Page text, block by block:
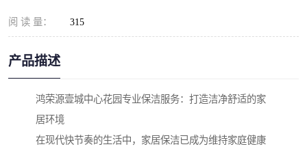
阅 读 量： 315
产品描述
鸿荣源壹城中心花园专业保洁服务：打造洁净舒适的家
居环境
在现代快节奏的生活中，家居保洁已成为维持家庭健康